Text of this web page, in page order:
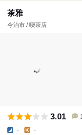
茶雅
今治市 / 喫茶店
3.01
- -